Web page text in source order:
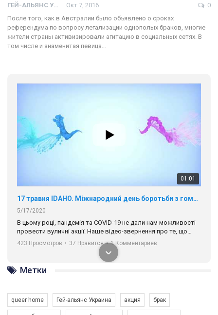
ГЕЙ-АЛЬЯНС УКРАИНА Окт 7, 2016
0
После того, как в Австралии было объявлено о сроках
референдума по вопросу легализации однополых браков, многие
жители страны активизировали агитацию в социальных сетях. В
том числе и знаменитая певица…
01:01
17 травня IDAHO. Міжнародний день боротьби з гомофобією трансфобією і біфобія.
5/17/2020
В цьому році, пандемія та COVІD-19 не дали нам можливості
провести вуличні акції. Наше відео-звернення про те, що
навіть коли ми у різних містах та не можемо зустрінеться, ми
разом. Ми закликаємо всіх хто поділяє цінності рівності та
солідарності, приєднатися до нас. Регіональні підрозділи
ГАУ є в 16 областях України.
Разом наш голос лунає гучніше!
423 Просмотров • 37 Нравится • 1 Комментариев
Метки
queer home Гей-альянс Украина акция брак